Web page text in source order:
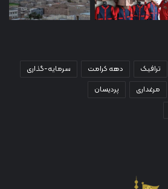
ترافیک دهه کرامت
سرمایه-گذاری
مرغداری
پردیسان